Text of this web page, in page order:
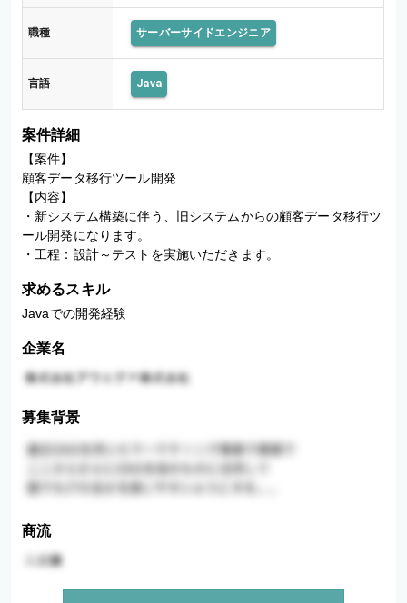
職種 サーバーサイドエンジニア
言語 Java
案件詳細
【案件】
顧客データ移行ツール開発
【内容】
・新システム構築に伴う、旧システムからの顧客データ移行ツ
ール開発になります。
・工程：設計～テストを実施いただきます。
求めるスキル
Javaでの開発経験
企業名
募集背景
商流